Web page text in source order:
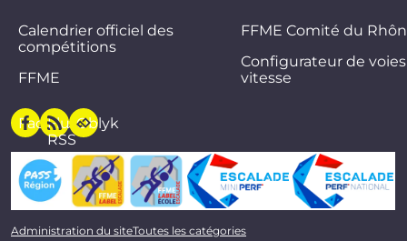
Calendrier officiel des
compétitions
FFME
FFME Comité du
Configurateur de
vitesse
Facebook
Flux
RSS
Oblyk
Administration du siteToutes les catégories